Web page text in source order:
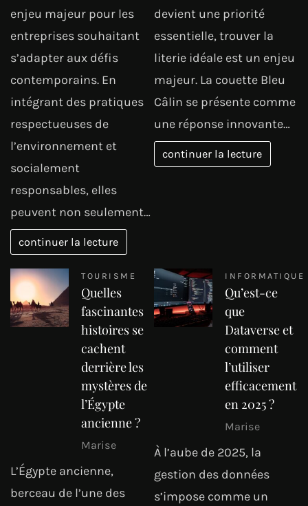
enjeu majeur pour les
entreprises souhaitant
s’adapter aux défis
contemporains. En
intégrant des pratiques
respectueuses de
l’environnement et
socialement
responsables, elles
peuvent non seulement…
continuer la lecture
devient une priorité
essentielle, trouver la
literie idéale est un enjeu
majeur. La couette Bleu
Câlin se présente comme
une réponse innovante…
continuer la lecture
TOURISME
Quelles
fascinantes
histoires se
cachent
derrière les
mystères de
l’Égypte
ancienne ?
Marise
L’Égypte ancienne,
berceau de l’une des
INFORMATIQUE
Qu’est-ce
que
Dataverse et
comment
l’utiliser
efficacement
en 2025 ?
Marise
À l’aube de 2025, la
gestion des données
s’impose comme un